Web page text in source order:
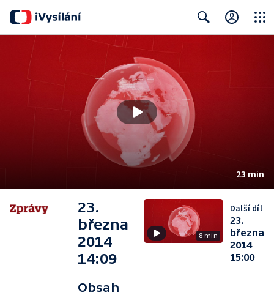
23 min
23.
března
2014
14:09
Obsah
8 min
Další díl
23.
března
2014
15:00